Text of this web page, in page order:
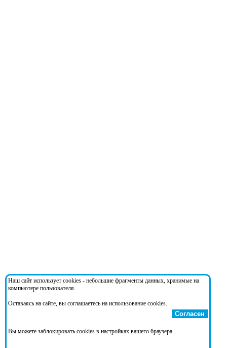
Наш сайт использует cookies - небольшие фрагменты данных, хранимые на
компьютере пользователя.
Оставаясь на сайте, вы соглашаетесь на использование cookies.
Согласен
Вы можете заблокировать cookies в настройках вашего браузера.